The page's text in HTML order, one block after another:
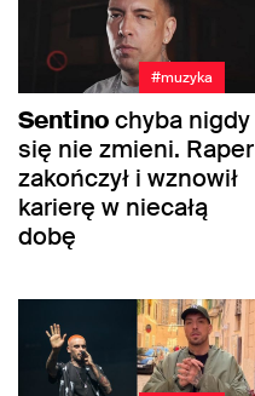
#muzyka
Sentinochyba nigdy
się nie zmieni. Raper
zakończył i wznowił
karierę w niecałą
dobę